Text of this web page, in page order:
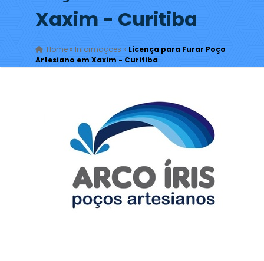
Xaxim - Curitiba
Home» Informações » Licença para Furar Poço
Artesiano em Xaxim - Curitiba